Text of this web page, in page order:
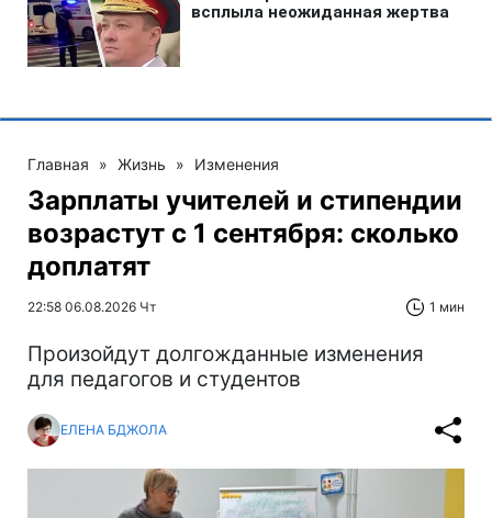
Главная » Жизнь » Изменения
Зарплаты учителей и стипендии
возрастут с 1 сентября: сколько
доплатят
22:58 06.08.2026 Чт 1 мин
Произойдут долгожданные изменения
для педагогов и студентов
ЕЛЕНА БДЖОЛА